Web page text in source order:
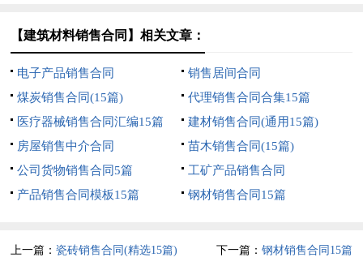
【建筑材料销售合同】相关文章：
电子产品销售合同
销售居间合同
煤炭销售合同(15篇)
代理销售合同合集15篇
医疗器械销售合同汇编15篇
建材销售合同(通用15篇)
房屋销售中介合同
苗木销售合同(15篇)
公司货物销售合同5篇
工矿产品销售合同
产品销售合同模板15篇
钢材销售合同15篇
上一篇：瓷砖销售合同(精选15篇) 下一篇： 钢材销售合同15篇